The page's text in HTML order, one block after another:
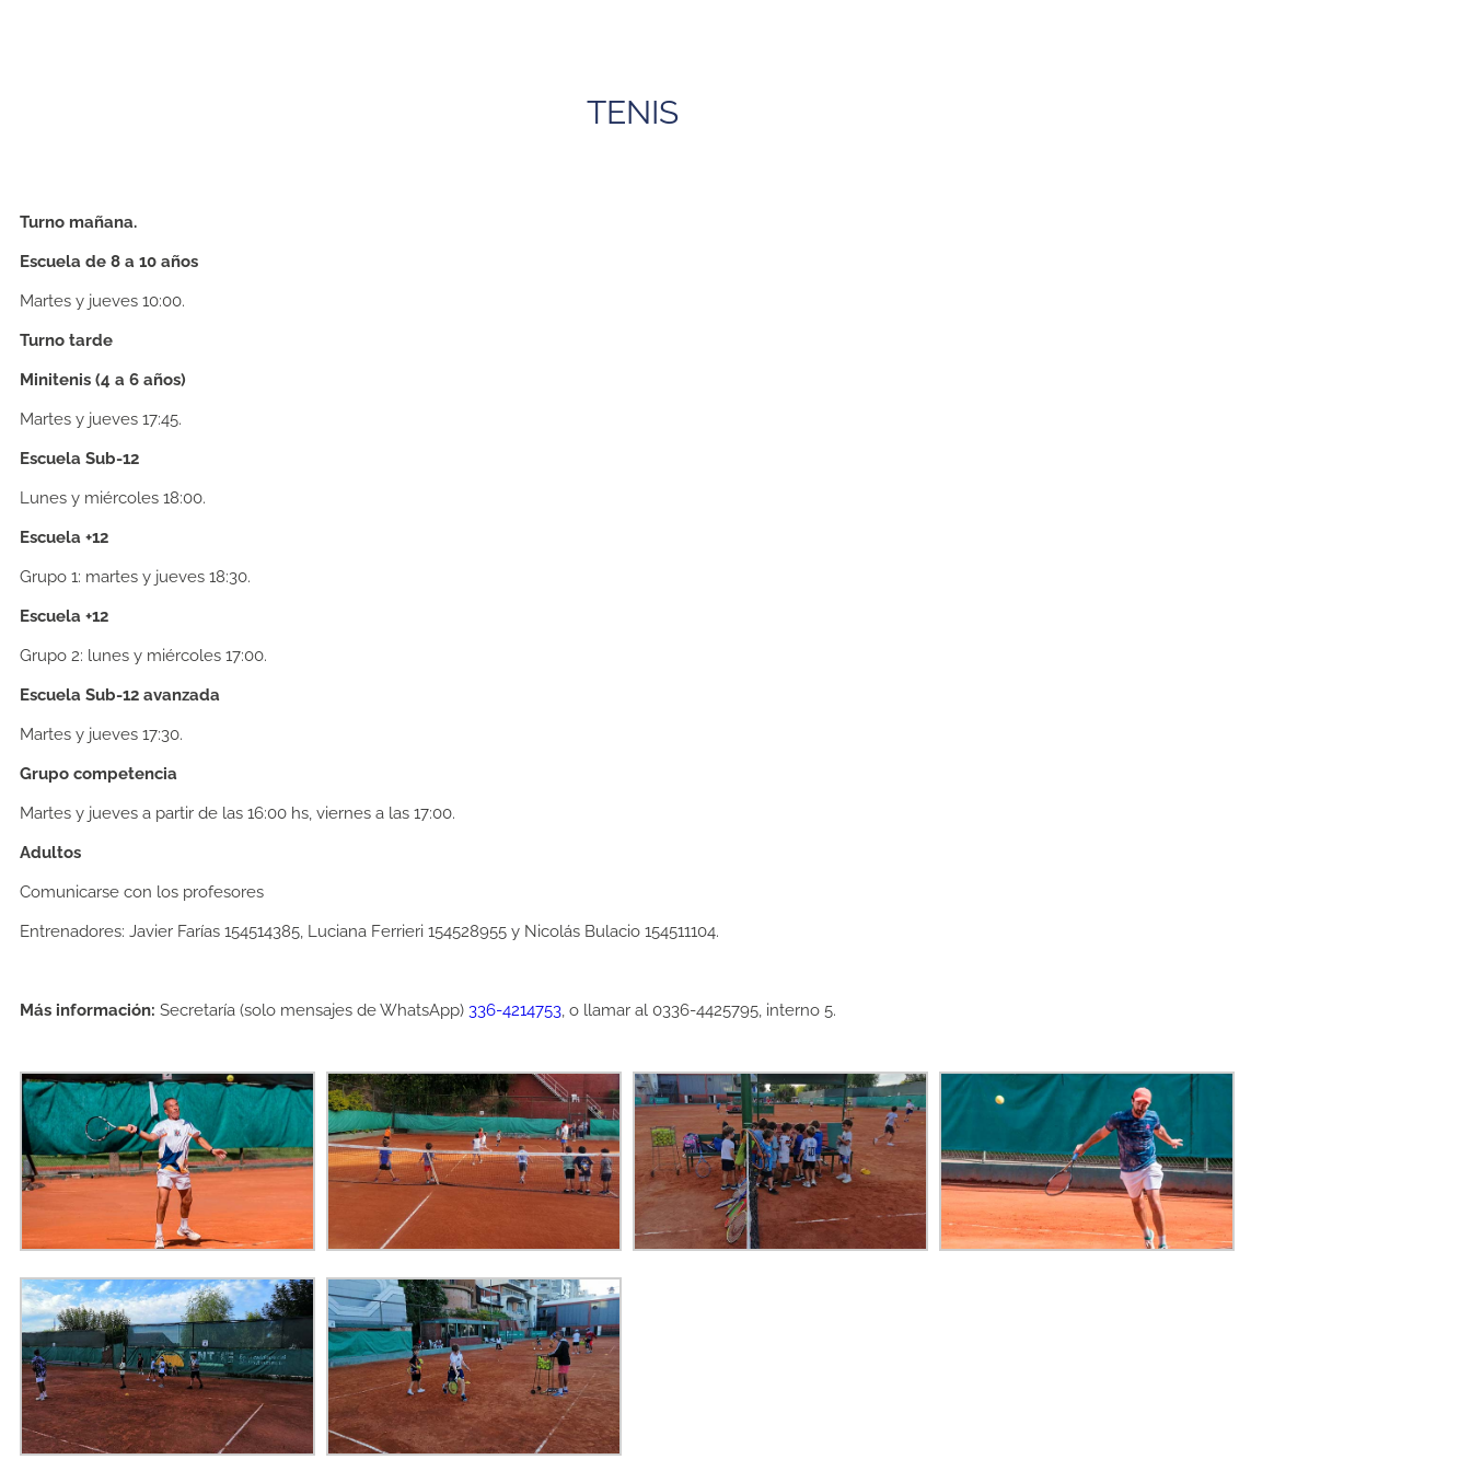
TENIS
Turno mañana.
Escuela de 8 a 10 años
Martes y jueves 10:00.
Turno tarde
Minitenis (4 a 6 años)
Martes y jueves 17:45.
Escuela Sub-12
Lunes y miércoles 18:00.
Escuela +12
Grupo 1: martes y jueves 18:30.
Escuela +12
Grupo 2: lunes y miércoles 17:00.
Escuela Sub-12 avanzada
Martes y jueves 17:30.
Grupo competencia
Martes y jueves a partir de las 16:00 hs, viernes a las 17:00.
Adultos
Comunicarse con los profesores
Entrenadores: Javier Farías 154514385, Luciana Ferrieri 154528955 y Nicolás Bulacio 154511104.
Más información: Secretaría (solo mensajes de WhatsApp) 336-4214753, o llamar al 0336-4425795, interno 5.